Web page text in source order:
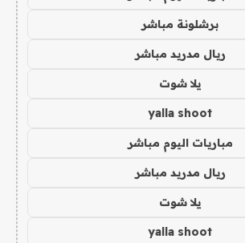
برشلونة مباشر
ريال مدريد مباشر
يلا شوت
yalla shoot
مباريات اليوم مباشر
ريال مدريد مباشر
يلا شوت
yalla shoot